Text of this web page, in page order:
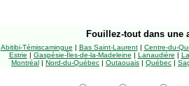
Fouillez-tout dans une
Abitibi-Témiscamingue | Bas Saint-Laurent| Centre-du-
Estrie | Gaspésie-Îles-de-la-Madeleine | Lanaudière |
Montréal | Nord-du-Québec | Outaouais | Québec |